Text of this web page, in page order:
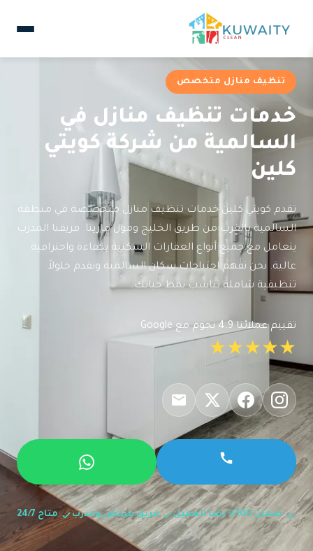
تنظيف منازل متخصص
خدمات تنظيف منازل في
السالمية من شركة كويتي
كلين
تقدم كويتي كلين خدمات تنظيف منازل متخصصة في منطقة
السالمية بالقرب من طريق الخليج ومول مارينا. فريقنا المدرب
يتعامل مع جميع أنواع العقارات السكنية بكفاءة واحترافية
عالية. نحن نفهم احتياجات سكان السالمية ونقدم حلولاً
تنظيفية شاملة تناسب نمط حياتك.
تقييم عملائنا 4.9 نجوم مع Google
★★★★★
ضمان 100% رضا العميل فريق مرخص ومدرب متاح 24/7